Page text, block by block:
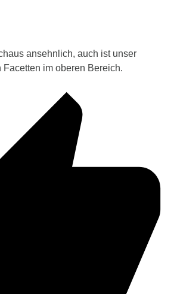
ansehnlich, auch ist unser
Facetten im oberen Bereich.